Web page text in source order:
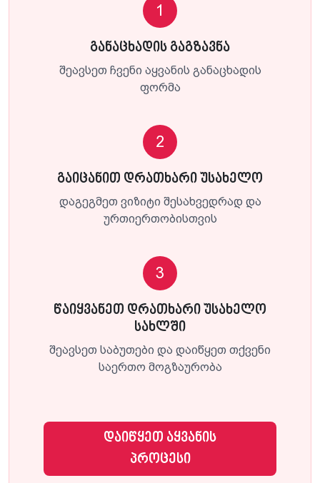
1
განაცხადის გაგზავნა
შეავსეთ ჩვენი აყვანის განაცხადის
ფორმა
2
გაიცანით დრათხარი უსახელო
დაგეგმეთ ვიზიტი შესახვედრად და
ურთიერთობისთვის
3
წაიყვანეთ დრათხარი უსახელო
სახლში
შეავსეთ საბუთები და დაიწყეთ თქვენი
საერთო მოგზაურობა
დაიწყეთ აყვანის
პროცესი